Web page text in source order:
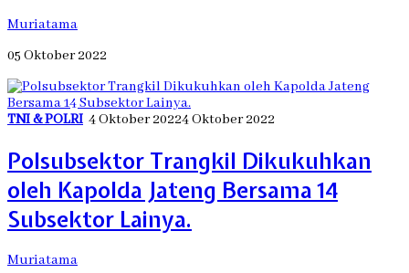
Muriatama
05 Oktober 2022
TNI & POLRI 4 Oktober 20224 Oktober 2022
Polsubsektor Trangkil Dikukuhkan
oleh Kapolda Jateng Bersama 14
Subsektor Lainya.
Muriatama